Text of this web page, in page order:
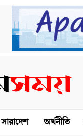
সারাদেশ অর্থনীতি